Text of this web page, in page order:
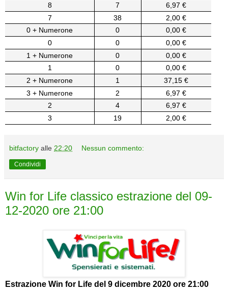
8
7
6,97 €
7
38
2,00 €
0 + Numerone
0
0,00 €
0
0
0,00 €
1 + Numerone
0
0,00 €
1
0
0,00 €
2 + Numerone
1
37,15 €
3 + Numerone
2
6,97 €
2
4
6,97 €
3
19 2,00 €
bitfactory alle 22:20 Nessun commento:
Condividi
Win for Life classico estrazione del 09-
12-2020 ore 21:00
Estrazione Win for Life del 9 dicembre 2020 ore 21:00